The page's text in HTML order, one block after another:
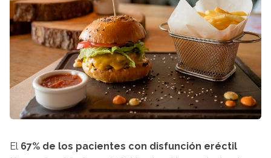
El 67% de los pacientes con disfunción eréctil